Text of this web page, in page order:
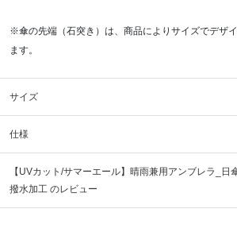
※傘の先端（石突き）は、商品によりサイズでデザ
ます。
サイズ
仕様
【UVカット/サマーエール】晴雨兼用アンブレラ_日
撥水加工 のレビュー